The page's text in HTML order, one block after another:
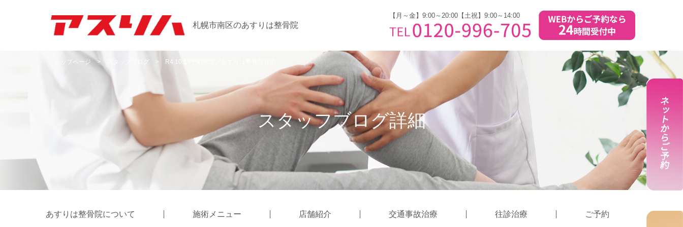
札幌市南区のあすりは整骨院
【月～金】9:00～20:00【土祝】9:00～14:00
トップページ > スタッフブログ > R4.10.18予約状況／あすりは整骨院川沿
スタッフブログ詳細
あすりは整骨院について 施術メニュー 店舗紹介 交通事故治療 往診治療 ご予約